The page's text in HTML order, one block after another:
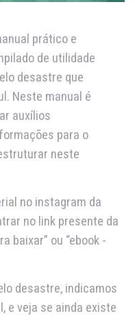
prático e
de utilidade
desastre que
Neste manual é
auxílios
para o
neste
no instagram da
no link presente da
baixar” ou “ebook -
desastre, indicamos
e veja se ainda existe